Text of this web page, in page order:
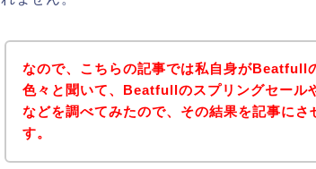
なので、こちらの記事では私自身がBeatfull
色々と聞いて、Beatfullのスプリングセール
などを調べてみたので、その結果を記事にさ
す。